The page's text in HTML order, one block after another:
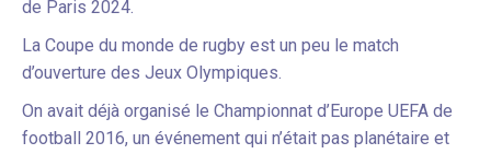
de Paris 2024.
La Coupe du monde de rugby est un peu le match
d’ouverture des Jeux Olympiques.
On avait déjà organisé le Championnat d’Europe UEFA de
football 2016, un événement qui n’était pas planétaire et